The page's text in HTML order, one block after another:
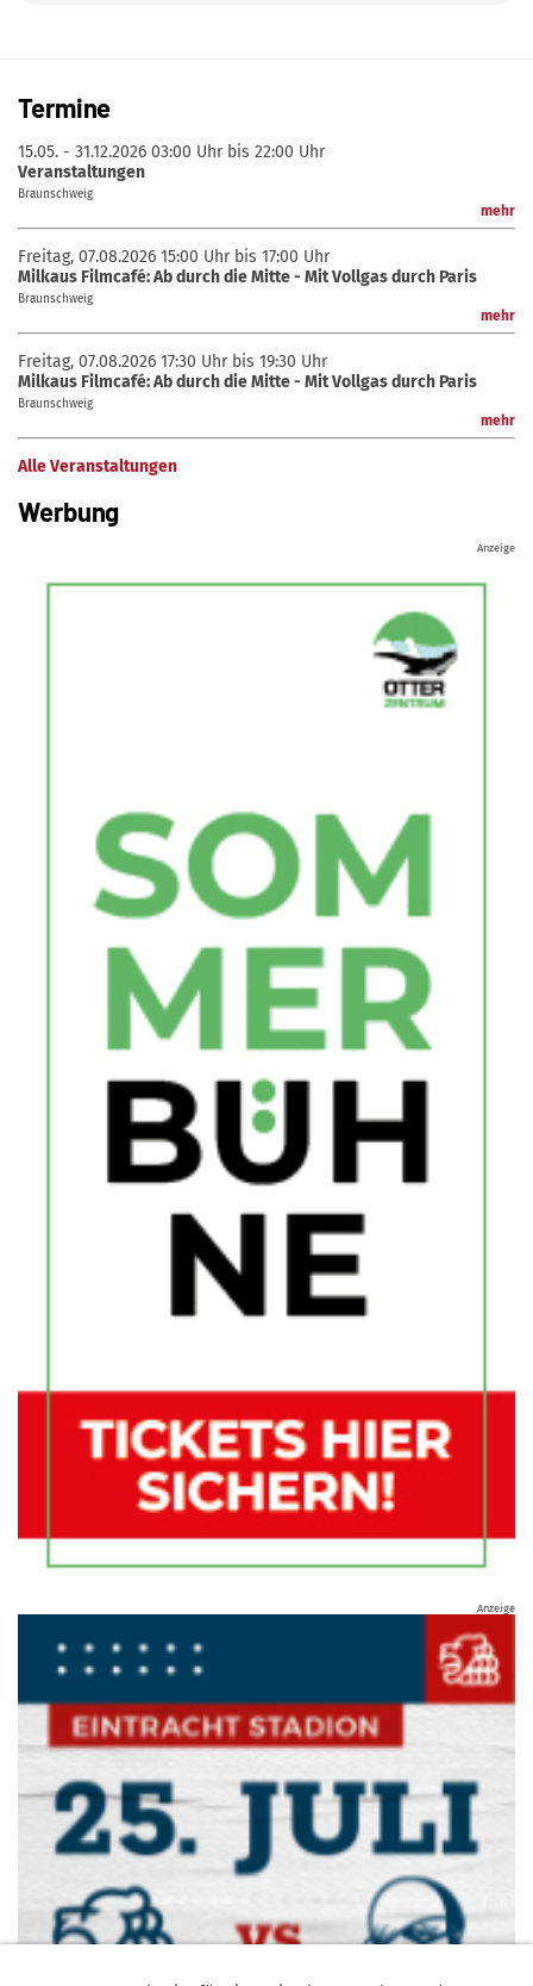
Termine
15.05. - 31.12.2026 03:00 Uhr bis 22:00 Uhr
Veranstaltungen
Braunschweig
mehr
Freitag, 07.08.2026 15:00 Uhr bis 17:00 Uhr
Milkaus Filmcafé: Ab durch die Mitte - Mit Vollgas durch Paris
Braunschweig
mehr
Freitag, 07.08.2026 17:30 Uhr bis 19:30 Uhr
Milkaus Filmcafé: Ab durch die Mitte - Mit Vollgas durch Paris
Braunschweig
mehr
Alle Veranstaltungen
Werbung
Anzeige
Anzeige